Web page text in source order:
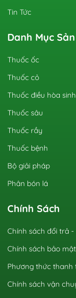
Tin Tức
Danh Mục
Thuốc ốc
Thuốc cỏ
Thuốc điều hòa
Thuốc sâu
Thuốc rầy
Thuốc bệnh
Bộ giải pháp
Phân bón lá
Chính Sách
Chính sách đổi trả
Chính sách bảo mật
Phương thức thanh
Chính sách vận